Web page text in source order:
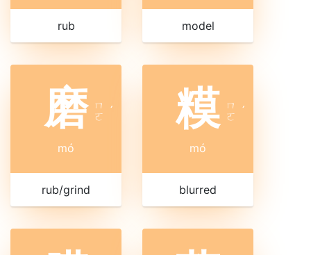
rub model
磨 ㄇ
ㄛ ˊ
mó
rub/grind
糢 ㄇ
ㄛ ˊ
mó
blurred